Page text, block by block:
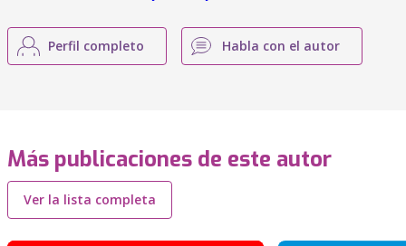
Perfil completo Habla con el autor
Más publicaciones de este autor
Ver la lista completa